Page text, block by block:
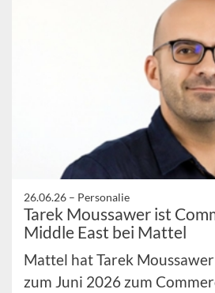
26.06.26 – Personalie
Tarek Moussawer ist
Middle East bei Mattel
Mattel hat Tarek
zum Juni 2026 zum